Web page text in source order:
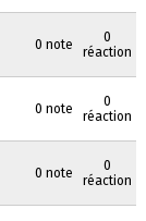
0 note
0
réaction
0 note
0
réaction
0 note
0
réaction